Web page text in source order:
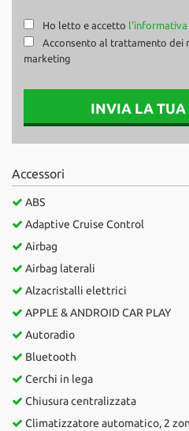
Ho letto e accetto l'informativa
Acconsento al trattamento dei
marketing
INVIA LA TUA
Accessori
ABS
Adaptive Cruise Control
Airbag
Airbag laterali
Alzacristalli elettrici
APPLE & ANDROID CAR PLAY
Autoradio
Bluetooth
Cerchi in lega
Chiusura centralizzata
Climatizzatore automatico, 2